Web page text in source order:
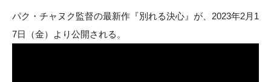
パク・チャヌク監督の最新作『別れる決心』が、2023年2月1
7日（金）より公開される。